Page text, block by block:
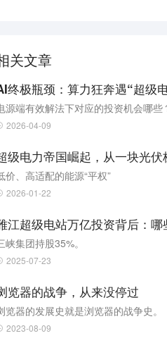
关文章
终极瓶颈：算力狂奔遇“超级
源端有效解法下对应的投资机会哪些
2026-04-09
级电力帝国崛起，从一块光伏
价、高适配的能源“平权”
2026-01-22
江超级电站万亿投资背后：
峡集团持股35%。
2025-07-23
览器的战争，从来没停过
览器的发展史就是浏览器的战争史。
2023-08-09